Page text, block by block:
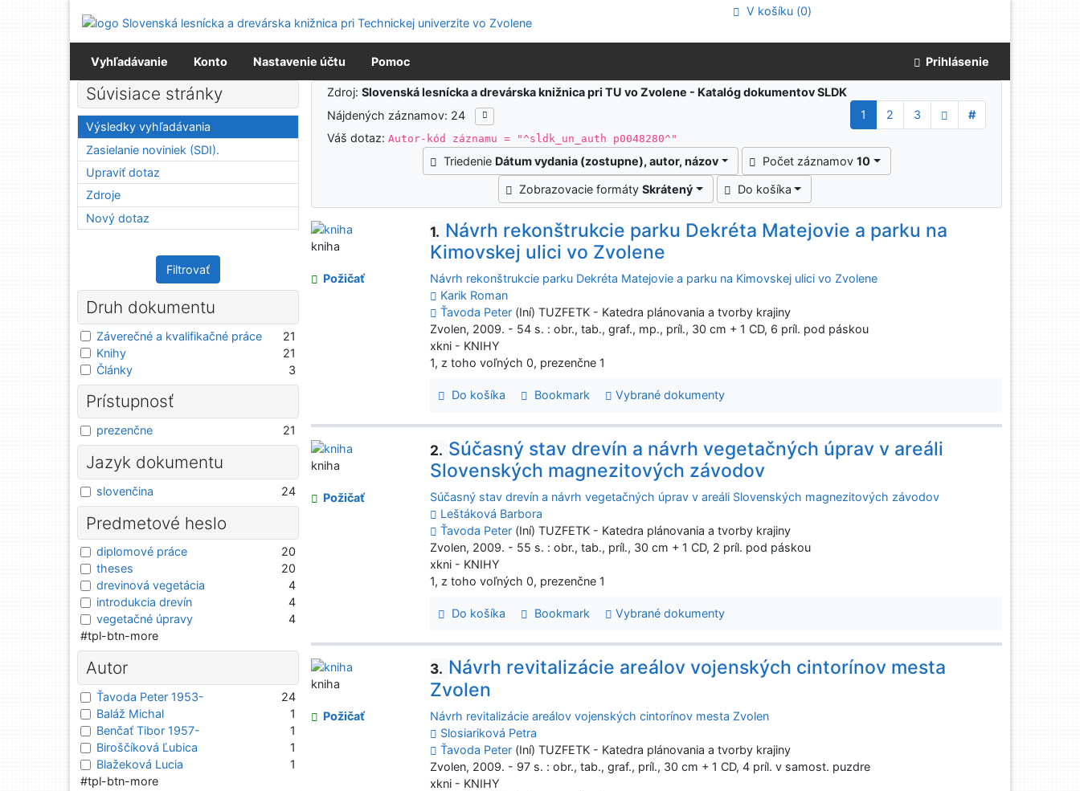
Prejsť na menu
Prehlásenie o webovej prístupnosti
V košíku (0)
Vyhľadávanie Konto Nastavenie účtu Pomoc Prihlásenie
Výsledky vyhľadávania
Zdroj:Slovenská lesnícka a drevárska knižnica pri TU vo Zvolene - Katalóg dokumentov SLDK
Nájdených záznamov: 24
1 2 3
#
Váš dotaz:Autor-kód záznamu = "^sldk_un_auth p0048280^"
Triedenie Dátum vydania (zostupne), autor, názov Počet záznamov10
Zobrazovacie formátySkrátený Do košíka
1. Návrh rekonštrukcie parku Dekréta Matejovie a parku na
Kimovskej ulici vo Zvolene
Návrh rekonštrukcie parku Dekréta Matejovie a parku na Kimovskej ulici vo Zvolene
Karik Roman
Ťavoda Peter (Iní) TUZFETK - Katedra plánovania a tvorby krajiny
Zvolen, 2009. - 54 s. : obr., tab., graf., mp., príl., 30 cm + 1 CD, 6 príl. pod páskou
xkni - KNIHY
1, z toho voľných 0, prezenčne 1
Do košíka Bookmark Vybrané dokumenty
kniha
Požičať
2. Súčasný stav drevín a návrh vegetačných úprav v areáli
Slovenských magnezitových závodov
Súčasný stav drevín a návrh vegetačných úprav v areáli Slovenských magnezitových závodov
Leštáková Barbora
Ťavoda Peter (Iní) TUZFETK - Katedra plánovania a tvorby krajiny
Zvolen, 2009. - 55 s. : obr., tab., príl., 30 cm + 1 CD, 2 príl. pod páskou
xkni - KNIHY
1, z toho voľných 0, prezenčne 1
Do košíka Bookmark Vybrané dokumenty
kniha
Požičať
3. Návrh revitalizácie areálov vojenských cintorínov mesta
Zvolen
Návrh revitalizácie areálov vojenských cintorínov mesta Zvolen
Slosiariková Petra
Ťavoda Peter (Iní) TUZFETK - Katedra plánovania a tvorby krajiny
Zvolen, 2009. - 97 s. : obr., tab., graf., príl., 30 cm + 1 CD, 4 príl. v samost. puzdre
xkni - KNIHY
kniha
Požičať
Súvisiace stránky
Výsledky vyhľadávania
Zasielanie noviniek (SDI).
Upraviť dotaz
Zdroje
Nový dotaz
Filtrovať
Druh dokumentu
Záverečné a kvalifikačné práce
21
Knihy
21
Články
3
Prístupnosť
prezenčne 21
Jazyk dokumentu
slovenčina 24
Predmetové heslo
diplomové práce
20
theses
20
drevinová vegetácia
4
introdukcia drevín
4
vegetačné úpravy
4
#tpl-btn-more
Autor
Ťavoda Peter 1953-
24
Baláž Michal
1
Benčať Tibor 1957-
1
Biroščíková Ľubica
1
Blažeková Lucia
1
#tpl-btn-more